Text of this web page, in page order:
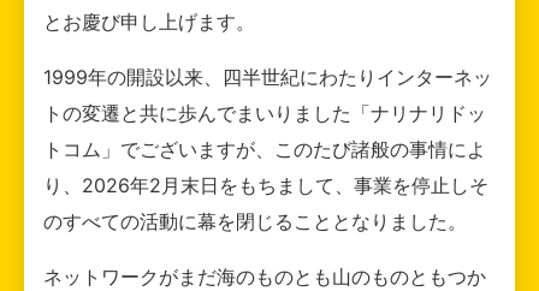
とお慶び申し上げます。
1999年の開設以来、四半世紀にわたりインターネッ
トの変遷と共に歩んでまいりました「ナリナリドッ
トコム」でございますが、このたび諸般の事情によ
り、2026年2月末日をもちまして、事業を停止しそ
のすべての活動に幕を閉じることとなりました。
ネットワークがまだ海のものとも山のものともつか